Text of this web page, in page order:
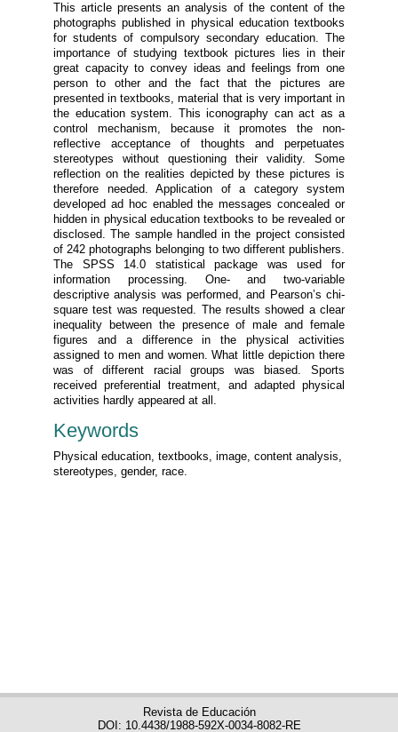
This article presents an analysis of the content of the
photographs published in physical education textbooks
for students of compulsory secondary education. The
importance of studying textbook pictures lies in their
great capacity to convey ideas and feelings from one
person to other and the fact that the pictures are
presented in textbooks, material that is very important in
the education system. This iconography can act as a
control mechanism, because it promotes the non-
reflective acceptance of thoughts and perpetuates
stereotypes without questioning their validity. Some
reflection on the realities depicted by these pictures is
therefore needed. Application of a category system
developed ad hoc enabled the messages concealed or
hidden in physical education textbooks to be revealed or
disclosed. The sample handled in the project consisted
of 242 photographs belonging to two different publishers.
The SPSS 14.0 statistical package was used for
information processing. One- and two-variable
descriptive analysis was performed, and Pearson’s chi-
square test was requested. The results showed a clear
inequality between the presence of male and female
figures and a difference in the physical activities
assigned to men and women. What little depiction there
was of different racial groups was biased. Sports
received preferential treatment, and adapted physical
activities hardly appeared at all.
Keywords
Physical education, textbooks, image, content analysis,
stereotypes, gender, race.
Revista de Educación
DOI: 10.4438/1988-592X-0034-8082-RE